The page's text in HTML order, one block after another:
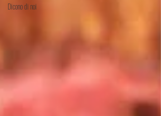
Dicono di noi